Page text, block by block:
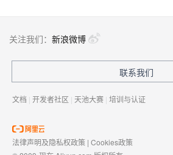
关注我们： 新浪微博
联系我们
文档 | 开发者社区 | 天池大赛 | 培训与认证
法律声明及隐私权政策 | Cookies政策